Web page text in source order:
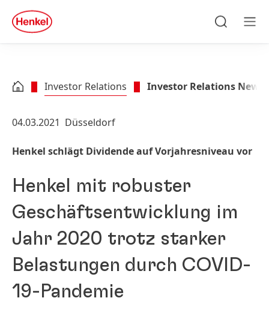
Zu Hauptinhalt springen
Zu Footer springen
quick
search
Investor Relations Investor Relations News
04.03.2021 Düsseldorf
Henkel schlägt Dividende auf Vorjahresniveau vor
Henkel mit robuster
Geschäftsentwicklung im
Jahr 2020 trotz starker
Belastungen durch COVID-
19-Pandemie